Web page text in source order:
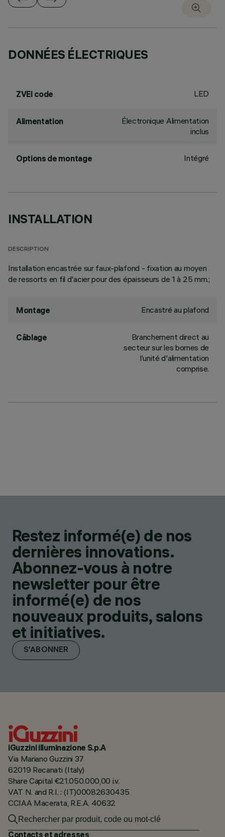
DONNÉES ÉLECTRIQUES
ZVEI code LED
Alimentation
Électronique Alimentation
inclus
Options de montage Intégré
INSTALLATION
DESCRIPTION
Installation encastrée sur faux-plafond - fixation au moyen
de ressorts en fil d'acier pour des épaisseurs de 1 à 25 mm.;
Montage Encastré au plafond
Câblage
Branchement direct au
secteur sur les bornes de
l’unité d'alimentation
comprise.
Restez informé(e) de nos
dernières innovations.
Abonnez-vous à notre
newsletter pour être
informé(e) de nos
nouveaux produits, salons
et initiatives.
S'ABONNER
iGuzzini illuminazione S.p.A
Via Mariano Guzzini 37
62019 Recanati (Italy)
Share Capital €21.050.000,00 i.v.
VAT N. and R.I. : (IT)00082630435
CCIAA Macerata, R.E.A. 40632
Contacts et adresses